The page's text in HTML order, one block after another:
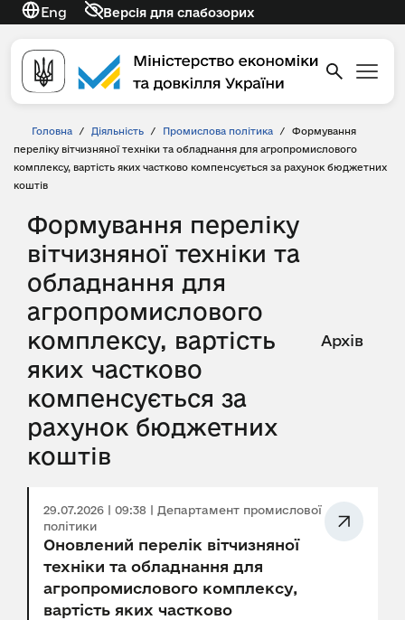
Eng Версія для слабозорих
Головна / Діяльність / Промислова політика /
Формування
переліку вітчизняної техніки та обладнання для агропромислового
комплексу, вартість яких частково компенсується за рахунок бюджетних
коштів
Формування переліку
вітчизняної техніки та
обладнання для
агропромислового
комплексу, вартість
яких частково
компенсується за
рахунок бюджетних
коштів
Архів
29.07.2026 | 09:38 | Департамент промислової
політики
Оновлений перелік вітчизняної
техніки та обладнання для
агропромислового комплексу,
вартість яких частково